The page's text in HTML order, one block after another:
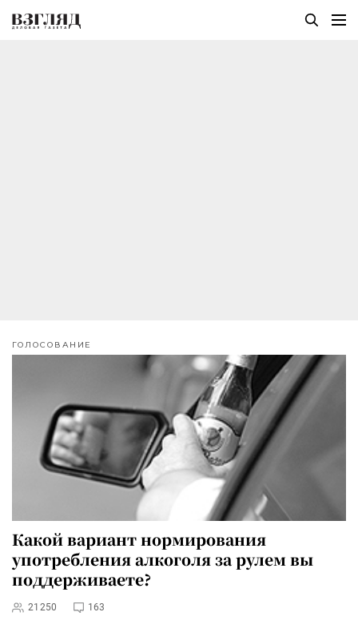
ГОЛОСОВАНИЕ
Какой вариант нормирования
употребления алкоголя за рулем вы
поддерживаете?
21250 163